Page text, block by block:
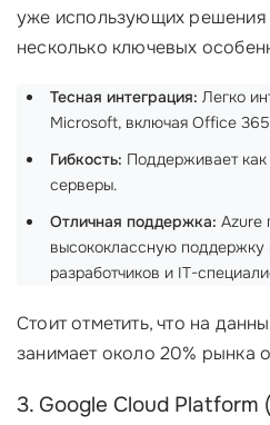
уже использующих
несколько ключевых
Тесная интеграция: Легко
Microsoft, включая Office
Гибкость: Поддерживает
серверы.
Отличная поддержка: Azure
высококлассную поддержку
разработчиков и IT-
Стоит отметить, что на
занимает около 20% рынка
3. Google Cloud Platform